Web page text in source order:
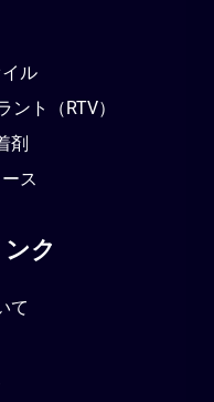
ル
ト（RTV）
剤
ス
ク
て